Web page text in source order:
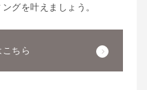
グを叶えましょう。
ちら